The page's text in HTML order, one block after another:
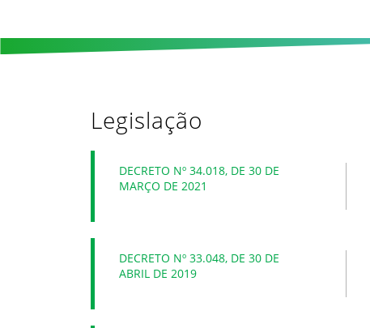
Legislação
DECRETO Nº 34.018, DE 30 DE
MARÇO DE 2021
DECRETO Nº 33.048, DE 30 DE
ABRIL DE 2019